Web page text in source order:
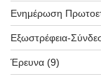
Ενημέρωση
Εξωστρέφεια-
Έρευνα (9)